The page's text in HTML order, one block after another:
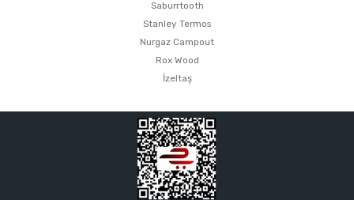
Saburrtooth
Stanley Termos
Nurgaz Campout
Rox Wood
İzeltaş